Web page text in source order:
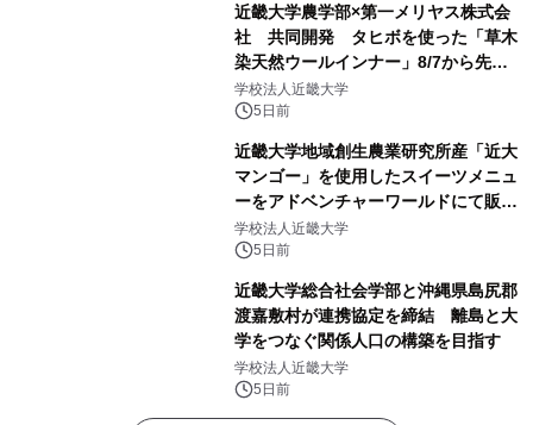
近畿大学農学部×第一メリヤス株式会
社 共同開発 タヒボを使った「草木
染天然ウールインナー」8/7から先行
販売
学校法人近畿大学
5日前
近畿大学地域創生農業研究所産「近大
マンゴー」を使用したスイーツメニュ
ーをアドベンチャーワールドにて販売
します パークでしか味わえない期間
限定スイーツを楽しんで♪
学校法人近畿大学
5日前
近畿大学総合社会学部と沖縄県島尻郡
渡嘉敷村が連携協定を締結 離島と大
学をつなぐ関係人口の構築を目指す
学校法人近畿大学
5日前